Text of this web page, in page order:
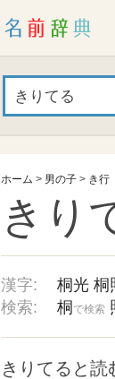
ホーム > 男の子 > き行
きり
漢字: 桐光 桐
検索:
桐 で検索
きりてると